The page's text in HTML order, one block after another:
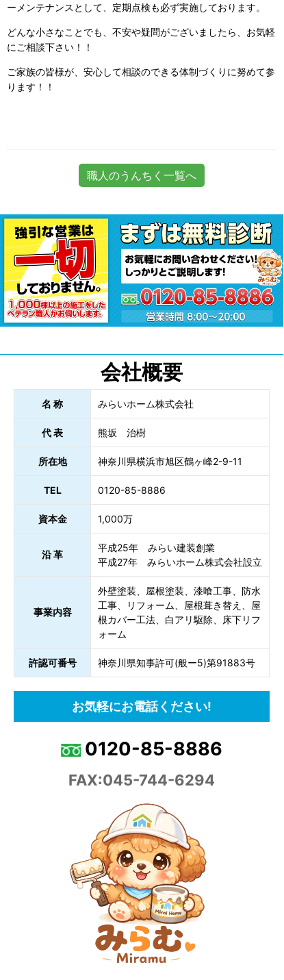
ーメンテナンスとして、定期点検も必ず実施しております。
どんな小さなことでも、不安や疑問がございましたら、お気軽
にご相談下さい！！
ご家族の皆様が、安心して相談のできる体制づくりに努めて参
ります！！
職人のうんちく一覧へ
会社概要
名 称 みらいホーム株式会社
代 表 熊坂 治樹
所在地 神奈川県横浜市旭区鶴ヶ峰2-9-11
TEL 0120-85-8886
資本金 1,000万
沿 革
平成25年 みらい建装創業
平成27年 みらいホーム株式会社設立
事業内容
外壁塗装、屋根塗装、漆喰工事、防水
工事、リフォーム、屋根葺き替え、屋
根カバー工法、白アリ駆除、床下リフ
ォーム
許認可番号 神奈川県知事許可(般ー5)第91883号
お気軽にお電話ください!
0120-85-8886
FAX:045-744-6294